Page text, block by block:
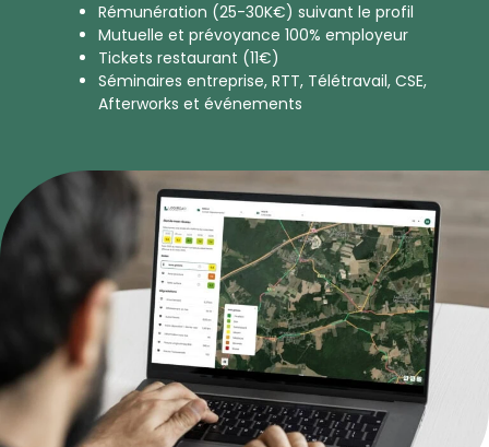
Rémunération (25-30K€) suivant le profil
Mutuelle et prévoyance 100% employeur
Tickets restaurant (11€)
Séminaires entreprise, RTT, Télétravail, CSE,
Afterworks et événements